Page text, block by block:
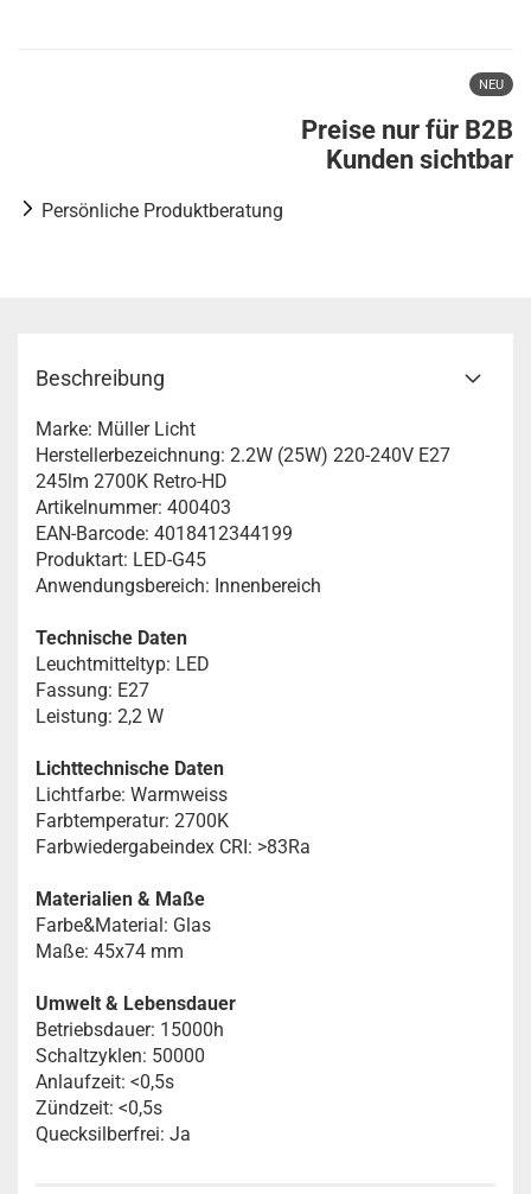
NEU
Preise nur für B2B
Kunden sichtbar
Persönliche Produktberatung
Beschreibung
Marke: Müller Licht
Herstellerbezeichnung: 2.2W (25W) 220-240V E27
245lm 2700K Retro-HD
Artikelnummer: 400403
EAN-Barcode: 4018412344199
Produktart: LED-G45
Anwendungsbereich: Innenbereich
Technische Daten
Leuchtmitteltyp: LED
Fassung: E27
Leistung: 2,2 W
Lichttechnische Daten
Lichtfarbe: Warmweiss
Farbtemperatur: 2700K
Farbwiedergabeindex CRI: >83Ra
Materialien & Maße
Farbe&Material: Glas
Maße: 45x74 mm
Umwelt & Lebensdauer
Betriebsdauer: 15000h
Schaltzyklen: 50000
Anlaufzeit: <0,5s
Zündzeit: <0,5s
Quecksilberfrei: Ja